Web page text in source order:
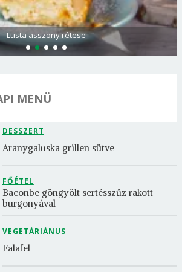
Lusta asszony rétese
MENÜ
DESSZERT
Aranygaluska grillen sütve
FŐÉTEL
Baconbe göngyölt sertésszűz rakott
burgonyával
VEGETÁRIÁNUS
Falafel